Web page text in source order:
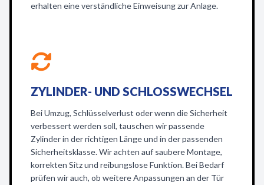
erhalten eine verständliche Einweisung zur Anlage.
ZYLINDER- UND SCHLOSSWECHSEL
Bei Umzug, Schlüsselverlust oder wenn die Sicherheit
verbessert werden soll, tauschen wir passende
Zylinder in der richtigen Länge und in der passenden
Sicherheitsklasse. Wir achten auf saubere Montage,
korrekten Sitz und reibungslose Funktion. Bei Bedarf
prüfen wir auch, ob weitere Anpassungen an der Tür